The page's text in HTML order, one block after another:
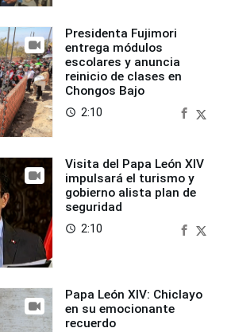
Presidenta Fujimori
entrega módulos
escolares y anuncia
reinicio de clases en
Chongos Bajo
access_time 2:10
Visita del Papa León XIV
impulsará el turismo y
gobierno alista plan de
seguridad
access_time 2:10
Papa León XIV: Chiclayo
en su emocionante
recuerdo